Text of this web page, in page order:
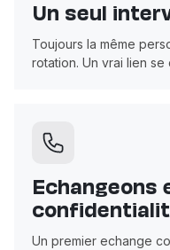
Un seul
Toujours la même
rotation. Un vrai lien
Echangeons
Un premier echange